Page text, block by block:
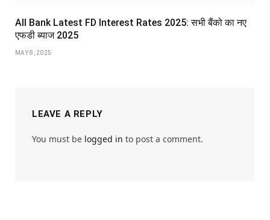
All Bank Latest FD Interest Rates 2025: सभी बैंको का नए
एफडी ब्याज 2025
MAY 8, 2025
LEAVE A REPLY
You must be logged in to post a comment.